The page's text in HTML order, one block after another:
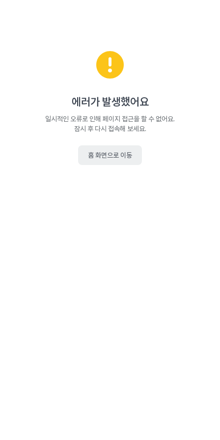
에러가 발생했어요
일시적인 오류로 인해 페이지 접근을 할 수 없어요.
잠시 후 다시 접속해 보세요.
홈 화면으로 이동